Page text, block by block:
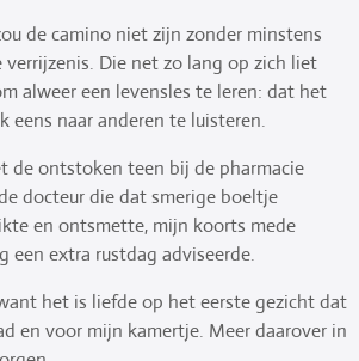
de camino niet zijn zonder minstens
Die net zo lang op zich liet
alweer een levensles te leren: dat het
eens naar anderen te luisteren.
de ontstoken teen bij de pharmacie
docteur die dat smerige boeltje
en ontsmette, mijn koorts mede
een extra rustdag adviseerde.
het is liefde op het eerste gezicht dat
en voor mijn kamertje. Meer daarover in